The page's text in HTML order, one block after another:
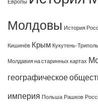
Молдовы История
Кишинёв Крым Кукутень-
Молдавия на старинных картах
географическое
империя Польша Рашков